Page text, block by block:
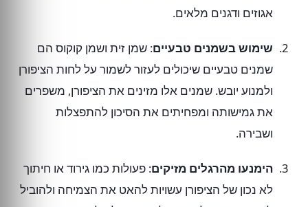
אגוזים ודגנים מלאים.
שימוש בשמנים טבעיים: שמן זית ושמן קוקוס הם
שמנים טבעיים שיכולים לעזור לשמור על לחות הציפורן
ולמנוע יובש. שמנים אלו מזינים את הציפורן, משפרים
את גמישותה ומפחיתים את הסיכון להתפצלות
ושבירה.
הימנעו מהרגלים מזיקים: פעולות כמו גירוד או חיתוך
לא נכון של הציפורן עשויות להאט את הצמיחה ולהוביל